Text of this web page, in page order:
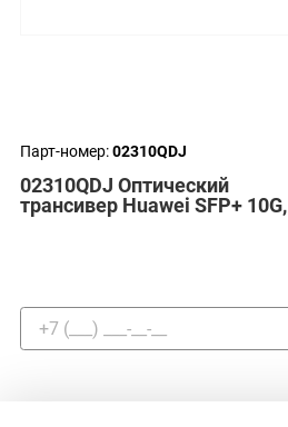
Парт-номер:02310QDJ
02310QDJ Оптический
трансивер Huawei SFP+ 10G,